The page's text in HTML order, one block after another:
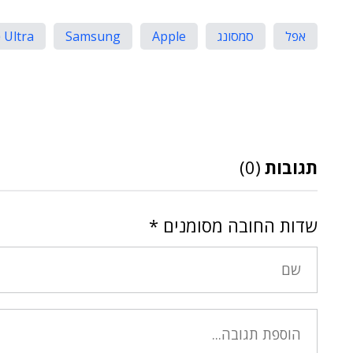
אפל סמסונג Apple
Samsung
Ultra
תגובות (0)
שדות החובה מסומנים *